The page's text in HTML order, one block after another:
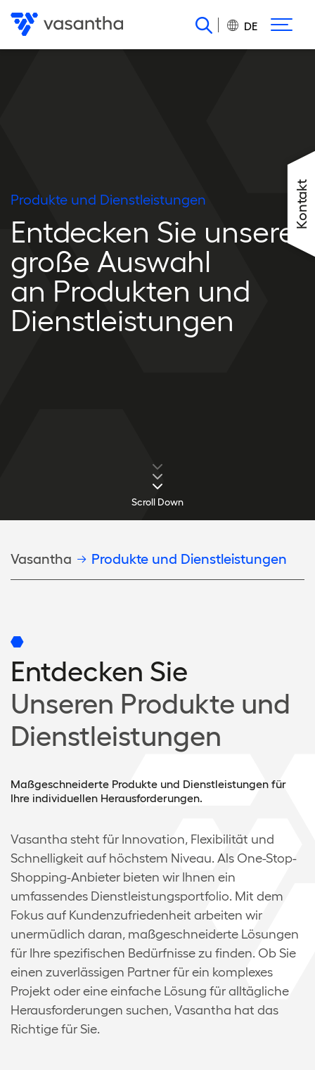
zum
DE
Scroll Down
Produkte und Dienstleistungen
Entdecken Sie unsere
große Auswahl
an Produkten und
Dienstleistungen
Pfadnavigation
Vasantha Produkte und Dienstleistungen
Entdecken Sie
Unseren Produkte und
Dienstleistungen
Maßgeschneiderte Produkte und Dienstleistungen für
Ihre individuellen Herausforderungen.
Vasantha steht für Innovation, Flexibilität und
Schnelligkeit auf höchstem Niveau. Als One-Stop-
Shopping-Anbieter bieten wir Ihnen ein
umfassendes Dienstleistungsportfolio. Mit dem
Fokus auf Kundenzufriedenheit arbeiten wir
unermüdlich daran, maßgeschneiderte Lösungen
für Ihre spezifischen Bedürfnisse zu finden. Ob Sie
einen zuverlässigen Partner für ein komplexes
Projekt oder eine einfache Lösung für alltägliche
Herausforderungen suchen, Vasantha hat das
Richtige für Sie.
Kontakt